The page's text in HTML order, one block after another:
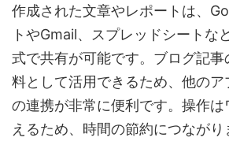
作成された文章やレポートは、
トやGmail、スプレッドシートな
式で共有が可能です。ブログ記
料として活用できるため、他のア
の連携が非常に便利です。操作
えるため、時間の節約につながり